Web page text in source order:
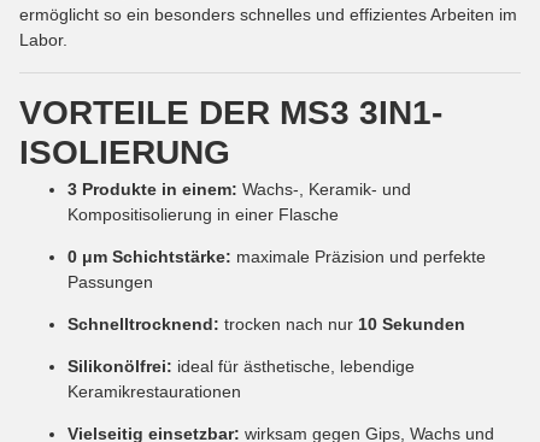
ermöglicht so ein besonders schnelles und effizientes Arbeiten im
Labor.
VORTEILE DER MS3 3IN1-
ISOLIERUNG
3 Produkte in einem: Wachs-, Keramik- und
Kompositisolierung in einer Flasche
0 μm Schichtstärke: maximale Präzision und perfekte
Passungen
Schnelltrocknend: trocken nach nur 10 Sekunden
Silikonölfrei: ideal für ästhetische, lebendige
Keramikrestaurationen
Vielseitig einsetzbar: wirksam gegen Gips, Wachs und